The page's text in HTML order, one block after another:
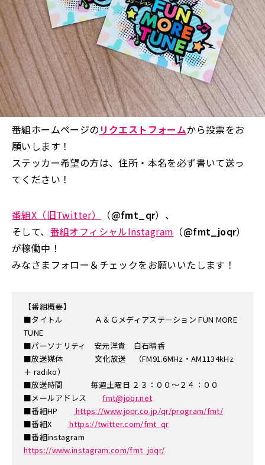
番組ホームページの リクエストフォームから投票をお
願いします！
ステッカー希望の方は、住所・本名を必ず書いて送っ
てください！
番組X（旧Twitter） （@fmt_qr）、
そして、 番組オフィシャルInstagram （@fmt_joqr）
が稼働中！
みなさまフォロー＆チェックをお願いいたします！
【番組概要】
■タイトル Ａ＆Ｇメディアステーション FUN MORE
TUNE
■パーソナリティ 安元洋貴 白石晴香
■放送媒体 文化放送 （FM91.6MHz・AM1134kHz
＋ radiko）
■放送時間 毎週土曜日 ２３：００～２４：００
■メールアドレスfmt@joqr.net
■番組HP
https://www.joqr.co.jp/qr/program/fmt/
■番組X
https://twitter.com/fmt_qr
■番組instagram
https://www.instagram.com/fmt_joqr/